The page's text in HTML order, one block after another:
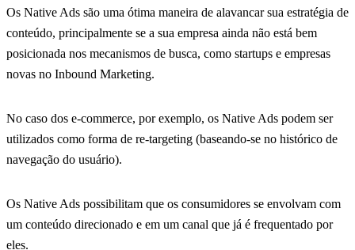
Os Native Ads são uma ótima maneira de alavancar sua estratégia de
conteúdo, principalmente se a sua empresa ainda não está bem
posicionada nos mecanismos de busca, como startups e empresas
novas no Inbound Marketing.
No caso dos e-commerce, por exemplo, os Native Ads podem ser
utilizados como forma de re-targeting (baseando-se no histórico de
navegação do usuário).
Os Native Ads possibilitam que os consumidores se envolvam com
um conteúdo direcionado e em um canal que já é frequentado por
eles.